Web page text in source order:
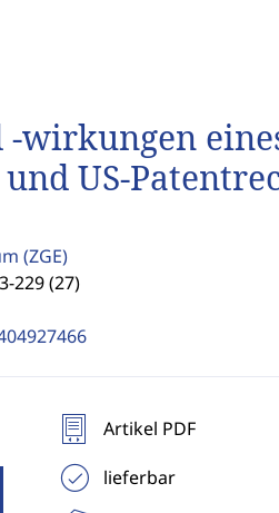
wirkungen
US-
(ZGE)
229 (27)
Artikel PDF
lieferbar